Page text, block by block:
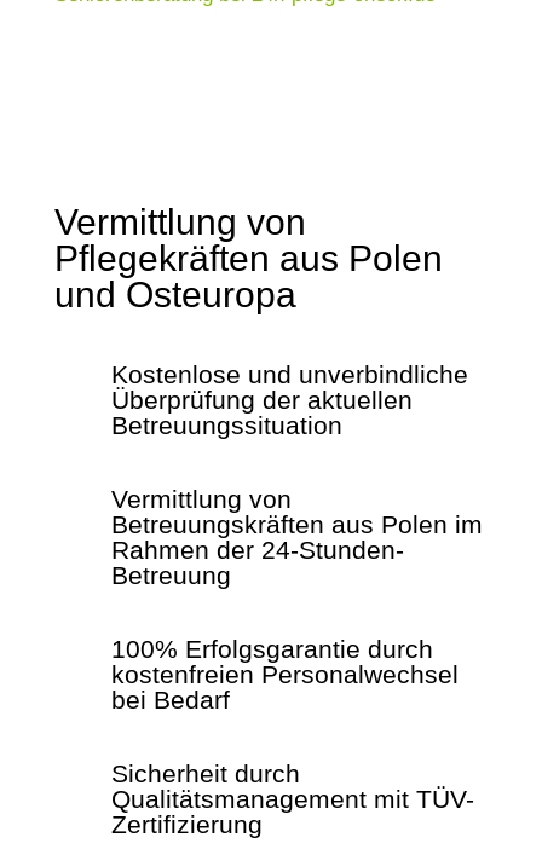
Vermittlung von
Pflegekräften aus Polen
und Osteuropa
Kostenlose und unverbindliche
Überprüfung der aktuellen
Betreuungssituation
Vermittlung von
Betreuungskräften aus Polen im
Rahmen der 24-Stunden-
Betreuung
100% Erfolgsgarantie durch
kostenfreien Personalwechsel
bei Bedarf
Sicherheit durch
Qualitätsmanagement mit TÜV-
Zertifizierung